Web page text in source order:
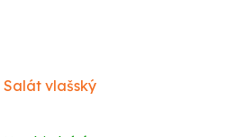
Salát vlašský